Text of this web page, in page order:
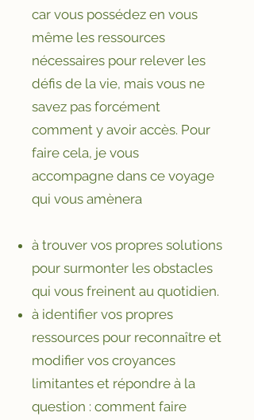
car vous possédez en vous
même les ressources
nécessaires pour relever les
défis de la vie, mais vous ne
savez pas forcément
comment y avoir accès. Pour
faire cela, je vous
accompagne dans ce voyage
qui vous amènera
à trouver vos propres solutions
pour surmonter les obstacles
qui vous freinent au quotidien.
à identifier vos propres
ressources pour reconnaître et
modifier vos croyances
limitantes et répondre à la
question : comment faire